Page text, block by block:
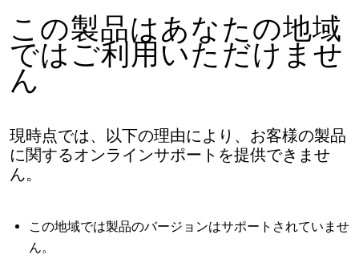
この製品はあなたの地域
ではご利用いただけませ
ん
現時点では、以下の理由により、お客様の製品
に関するオンラインサポートを提供できませ
ん。
この地域では製品のバージョンはサポートされていませ
ん。